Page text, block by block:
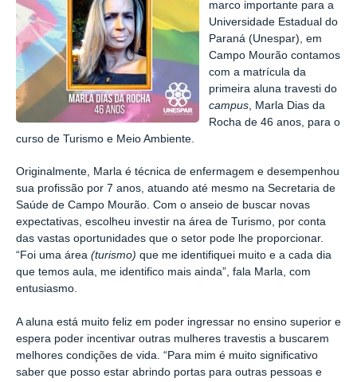
marco importante para a
Universidade Estadual do
Paraná (Unespar), em
Campo Mourão contamos
com a matrícula da
primeira aluna travesti do
campus , Marla Dias da
Rocha de 46 anos, para o
curso de Turismo e Meio Ambiente.
Originalmente, Marla é técnica de enfermagem e desempenhou
sua profissão por 7 anos, atuando até mesmo na Secretaria de
Saúde de Campo Mourão. Com o anseio de buscar novas
expectativas, escolheu investir na área de Turismo, por conta
das vastas oportunidades que o setor pode lhe proporcionar.
“Foi uma área (turismo) que me identifiquei muito e a cada dia
que temos aula, me identifico mais ainda”, fala Marla, com
entusiasmo.
A aluna está muito feliz em poder ingressar no ensino superior e
espera poder incentivar outras mulheres travestis a buscarem
melhores condições de vida. “Para mim é muito significativo
saber que posso estar abrindo portas para outras pessoas e